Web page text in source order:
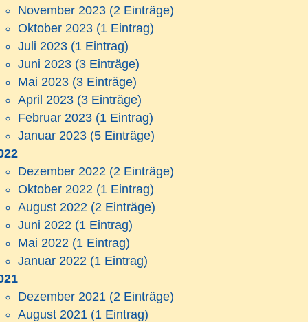
November 2023 (2 Einträge)
Oktober 2023 (1 Eintrag)
Juli 2023 (1 Eintrag)
Juni 2023 (3 Einträge)
Mai 2023 (3 Einträge)
April 2023 (3 Einträge)
Februar 2023 (1 Eintrag)
Januar 2023 (5 Einträge)
Dezember 2022 (2 Einträge)
Oktober 2022 (1 Eintrag)
August 2022 (2 Einträge)
Juni 2022 (1 Eintrag)
Mai 2022 (1 Eintrag)
Januar 2022 (1 Eintrag)
Dezember 2021 (2 Einträge)
August 2021 (1 Eintrag)